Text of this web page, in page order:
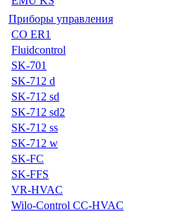
Приборы управления
CO ER1
Fluidcontrol
SK-701
SK-712 d
SK-712 sd
SK-712 sd2
SK-712 ss
SK-712 w
SK-FC
SK-FFS
VR-HVAC
Wilo-Control CC-HVAC